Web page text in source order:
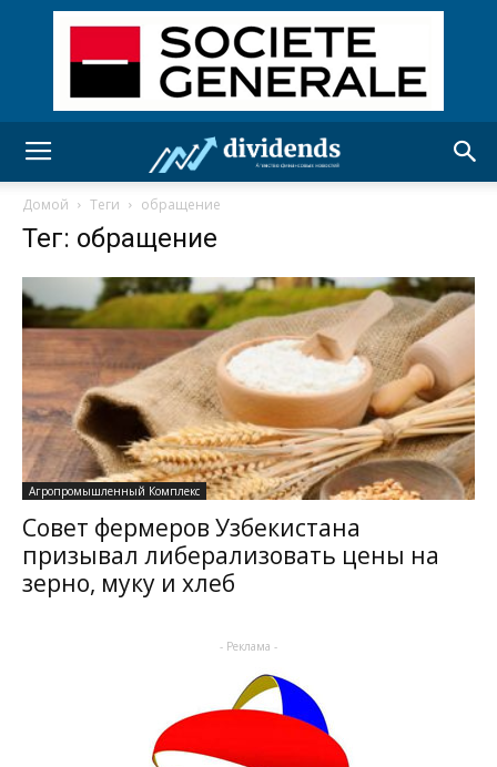
Домой Теги обращение
Тег: обращение
Агропромышленный Комплекс
Совет фермеров Узбекистана
призывал либерализовать цены на
зерно, муку и хлеб
- Реклама -